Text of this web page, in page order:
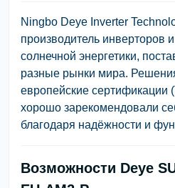
Ningbo Deye Inverter
производитель инверторов
солнечной энергетики,
разные рынки мира.
европейские сертификации
хорошо зарекомендовали
благодаря надёжности и
Возможности Deye